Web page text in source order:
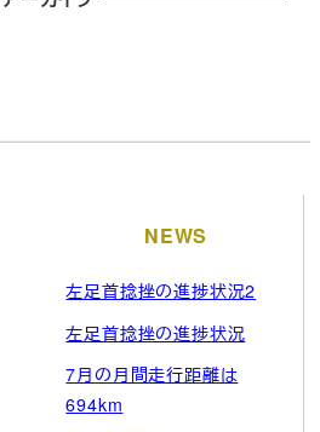
NEWS
左足首捻挫の進捗状況2
左足首捻挫の進捗状況
7月の月間走行距離は
694km